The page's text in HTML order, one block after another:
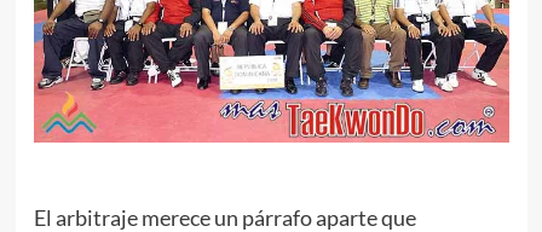
El arbitraje merece un párrafo aparte que